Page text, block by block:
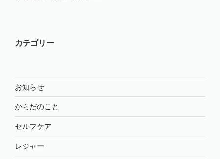
ン
カテゴリー
お知らせ
からだのこと
セルフケア
レジャー